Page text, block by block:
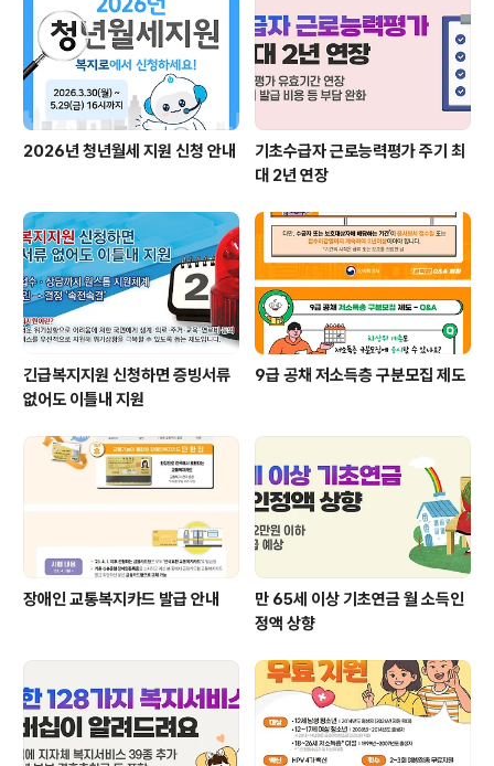
비스)이 신규로 추가되면서 총 11종(총 145개 서비스)으로
확대된다. * 기존 7종 : 맘편한임신, 행복출산, 온종일돌
봄,..
2026년 청년월세 지원 신청 안내
기초수급자 근로능력평가 주기 최
대 2년 연장
긴급복지지원 신청하면 증빙서류
없어도 이틀내 지원
9급 공채 저소득층 구분모집 제도
장애인 교통복지카드 발급 안내
만 65세 이상 기초연금 월 소득인
정액 상향